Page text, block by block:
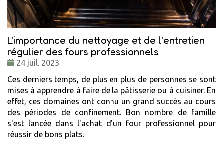
L'importance du nettoyage et de l'entretien
régulier des fours professionnels
Date
24 juil. 2023
Ces derniers temps, de plus en plus de personnes se sont
mises à apprendre à faire de la pâtisserie ou à cuisiner. En
effet, ces domaines ont connu un grand succès au cours
des périodes de confinement. Bon nombre de famille
s'est lancée dans l'achat d'un four professionnel pour
réussir de bons plats.